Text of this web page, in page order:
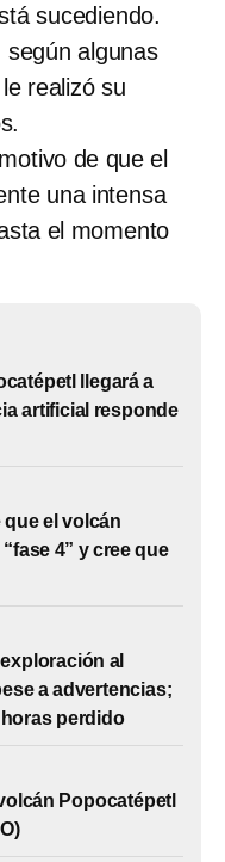
sucediendo.
según algunas
realizó su
de que el
una intensa
el momento
llegará a
artificial responde
que el volcán
4” y cree que
al
a advertencias;
perdido
Popocatépetl